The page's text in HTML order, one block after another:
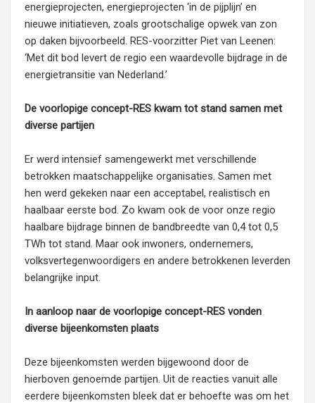
energieprojecten, energieprojecten ‘in de pijplijn’ en
nieuwe initiatieven, zoals grootschalige opwek van zon
op daken bijvoorbeeld. RES-voorzitter Piet van Leenen:
‘Met dit bod levert de regio een waardevolle bijdrage in de
energietransitie van Nederland.’
De voorlopige concept-RES kwam tot stand samen met
diverse partijen
Er werd intensief samengewerkt met verschillende
betrokken maatschappelijke organisaties. Samen met
hen werd gekeken naar een acceptabel, realistisch en
haalbaar eerste bod. Zo kwam ook de voor onze regio
haalbare bijdrage binnen de bandbreedte van 0,4 tot 0,5
TWh tot stand. Maar ook inwoners, ondernemers,
volksvertegenwoordigers en andere betrokkenen leverden
belangrijke input.
In aanloop naar de voorlopige concept-RES vonden
diverse bijeenkomsten plaats
Deze bijeenkomsten werden bijgewoond door de
hierboven genoemde partijen. Uit de reacties vanuit alle
eerdere bijeenkomsten bleek dat er behoefte was om het